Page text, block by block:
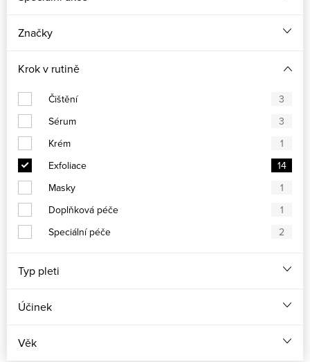
Značky
Krok v rutině
Čištění
3
Sérum
3
Krém
1
Exfoliace
14
Masky
1
Doplňková péče
1
Speciální péče
2
Typ pleti
Účinek
Věk